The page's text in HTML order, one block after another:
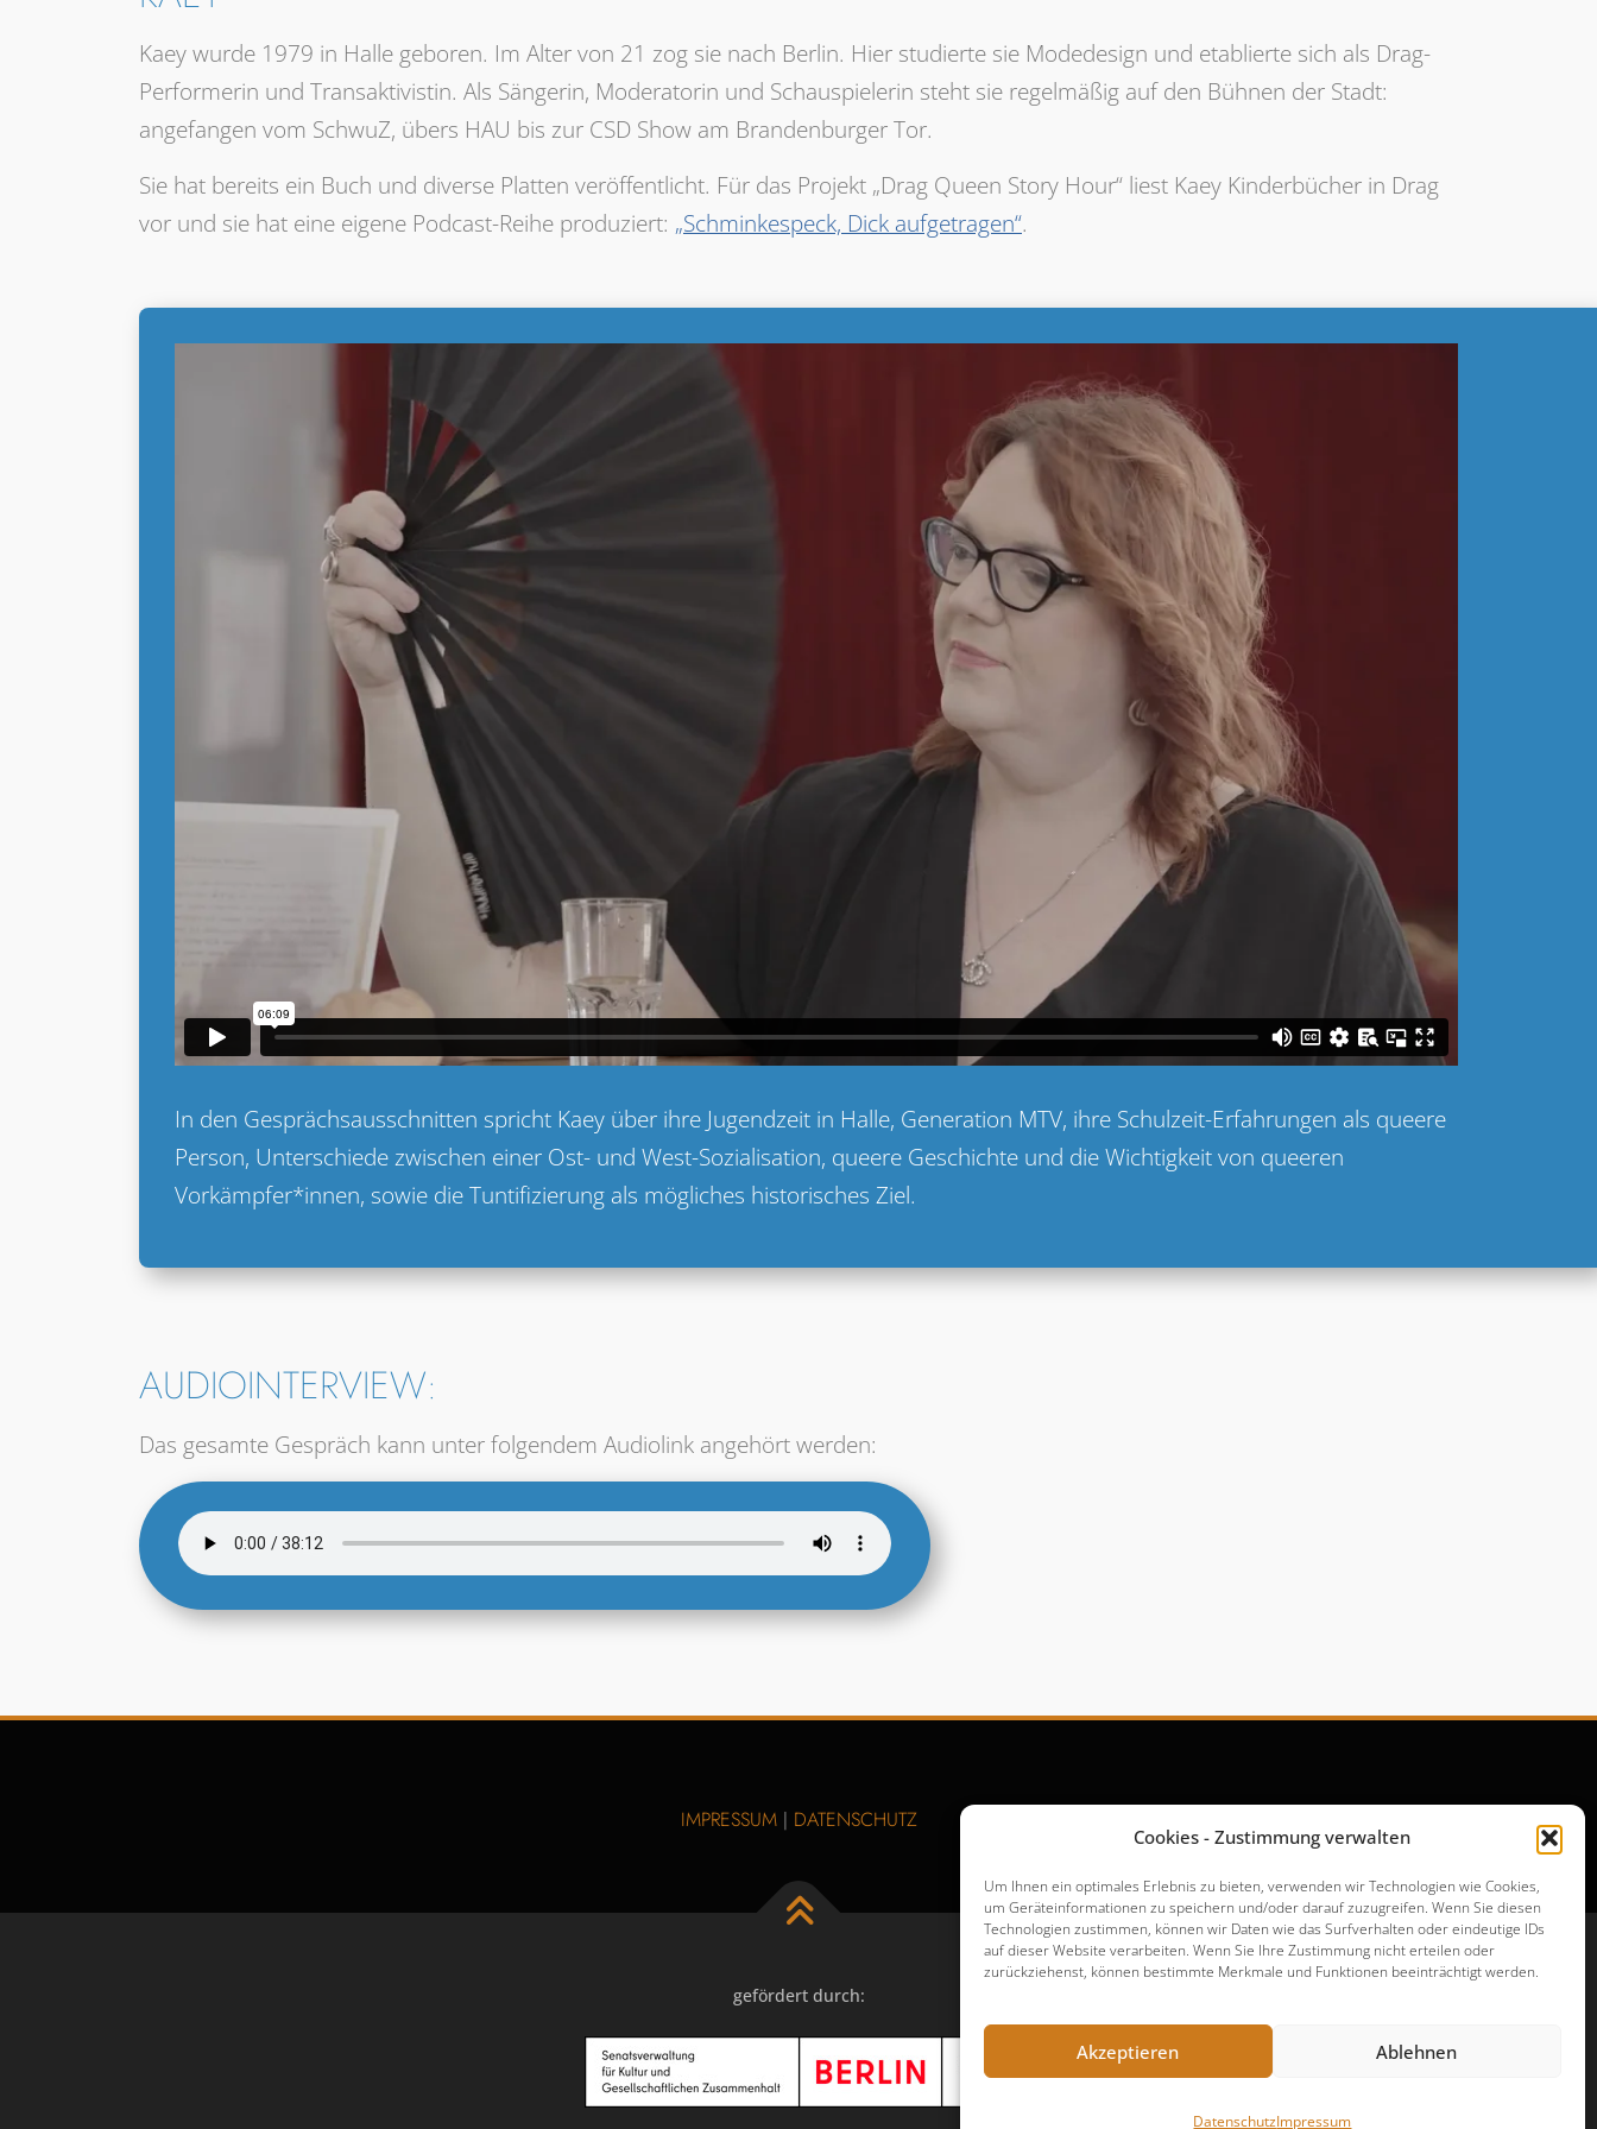
Cookies - Zustimmung verwalten
Um Ihnen ein optimales Erlebnis zu bieten, verwenden wir Technologien wie Cookies,
um Geräteinformationen zu speichern und/oder darauf zuzugreifen. Wenn Sie diesen
Technologien zustimmen, können wir Daten wie das Surfverhalten oder eindeutige IDs
auf dieser Website verarbeiten. Wenn Sie Ihre Zustimmung nicht erteilen oder
zurückziehenst, können bestimmte Merkmale und Funktionen beeinträchtigt werden.
Akzeptieren Ablehnen
DatenschutzImpressum
Kaey wurde 1979 in Halle geboren. Im Alter von 21 zog sie nach Berlin. Hier studierte sie Modedesign und etablierte sich als Drag-
Performerin und Transaktivistin. Als Sängerin, Moderatorin und Schauspielerin steht sie regelmäßig auf den Bühnen der Stadt:
angefangen vom SchwuZ, übers HAU bis zur CSD Show am Brandenburger Tor.
Sie hat bereits ein Buch und diverse Platten veröffentlicht. Für das Projekt „Drag Queen Story Hour“ liest Kaey Kinderbücher in Drag
vor und sie hat eine eigene Podcast-Reihe produziert: „Schminkespeck, Dick aufgetragen“.
In den Gesprächsausschnitten spricht Kaey über ihre Jugendzeit in Halle, Generation MTV, ihre Schulzeit-Erfahrungen als queere
Person, Unterschiede zwischen einer Ost- und West-Sozialisation, queere Geschichte und die Wichtigkeit von queeren
Vorkämpfer*innen, sowie die Tuntifizierung als mögliches historisches Ziel.
AUDIOINTERVIEW:
Das gesamte Gespräch kann unter folgendem Audiolink angehört werden:
IMPRESSUM| DATENSCHUTZ
gefördert durch: